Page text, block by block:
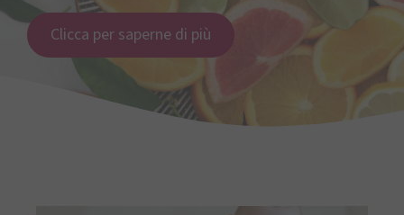
Clicca per saperne di più